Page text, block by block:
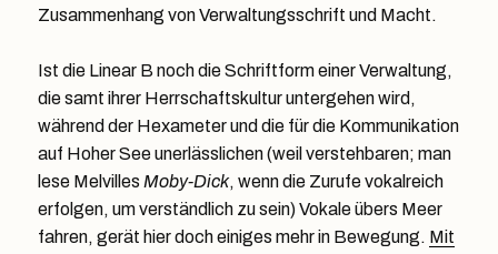
Zusammenhang von Verwaltungsschrift und Macht.
Ist die Linear B noch die Schriftform einer Verwaltung,
die samt ihrer Herrschaftskultur untergehen wird,
während der Hexameter und die für die Kommunikation
auf Hoher See unerlässlichen (weil verstehbaren; man
lese Melvilles Moby-Dick, wenn die Zurufe vokalreich
erfolgen, um verständlich zu sein) Vokale übers Meer
fahren, gerät hier doch einiges mehr in Bewegung. Mit